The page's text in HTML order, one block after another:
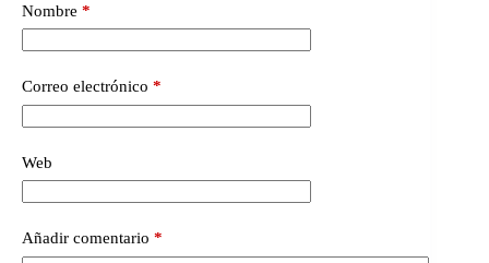
Nombre *
Correo electrónico *
Web
Añadir comentario *